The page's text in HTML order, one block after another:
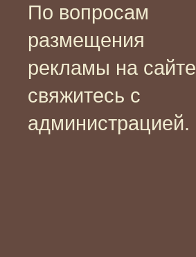
По вопросам
размещения
рекламы на сайте
свяжитесь с
администрацией.